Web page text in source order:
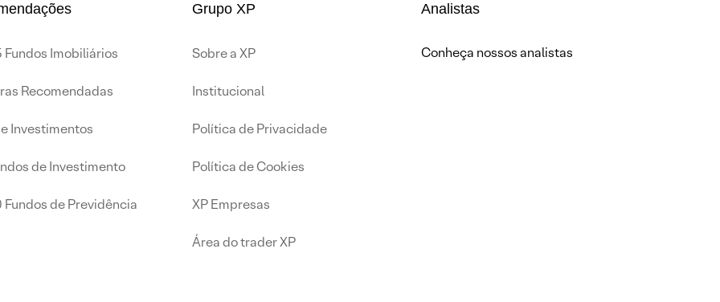
Fundos Imobiliários
Recomendadas
Investimentos
de Investimento
Fundos de Previdência
Grupo XP
Sobre a XP
Institucional
Política de Privacidade
Política de Cookies
XP Empresas
Área do trader XP
Analistas
Conheça nossos analistas